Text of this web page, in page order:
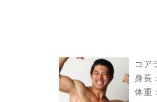
コア
身長
体重